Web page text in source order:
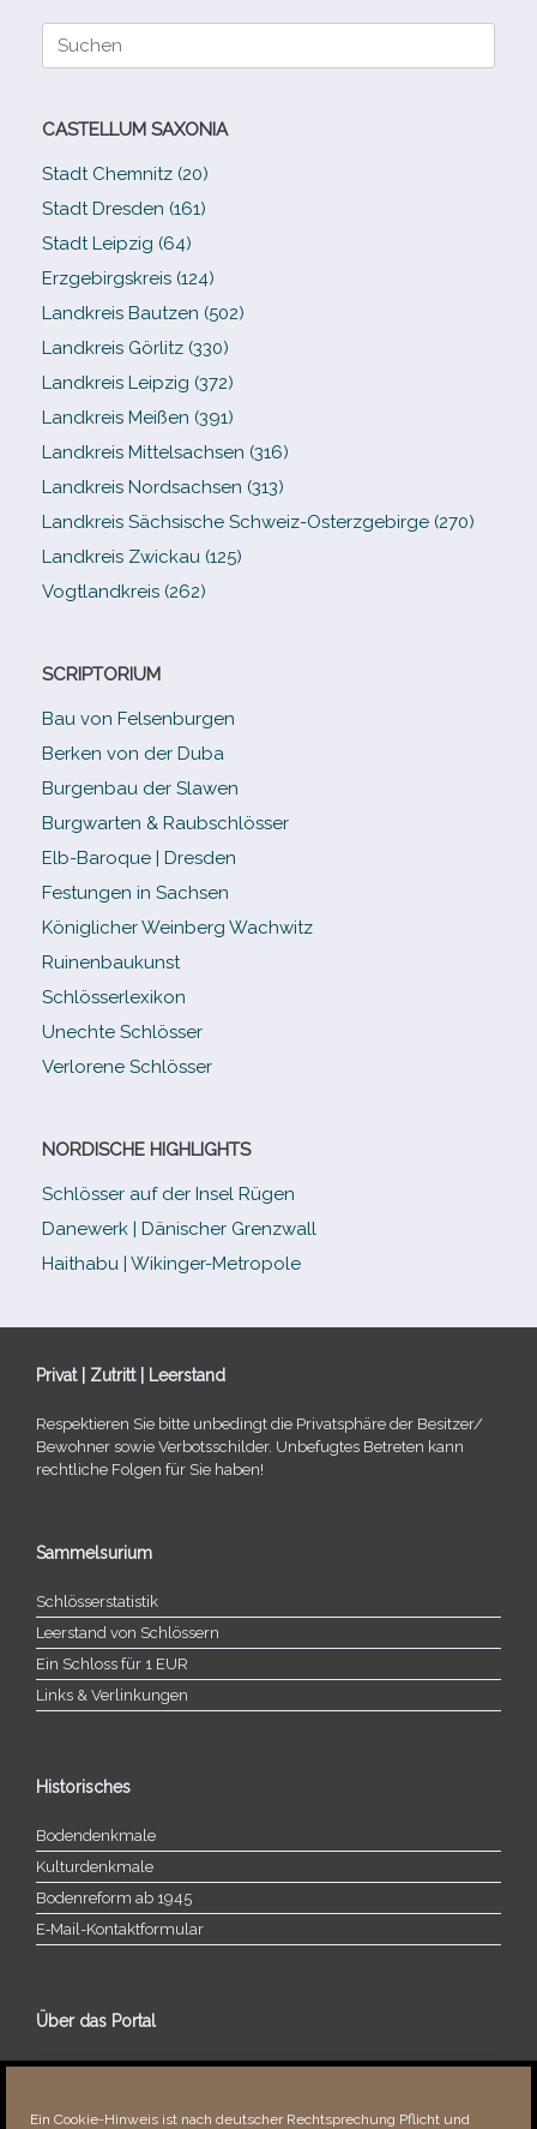
Ein Cookie-Hinweis ist nach deutscher Rechtsprechung Pflicht und
Suche
CASTELLUM SAXONIA
Stadt Chemnitz (20)
Stadt Dresden (161)
Stadt Leipzig (64)
Erzgebirgskreis (124)
Landkreis Bautzen (502)
Landkreis Görlitz (330)
Landkreis Leipzig (372)
Landkreis Meißen (391)
Landkreis Mittelsachsen (316)
Landkreis Nordsachsen (313)
Landkreis Sächsische Schweiz-​Osterzgebirge (270)
Landkreis Zwickau (125)
Vogtlandkreis (262)
SCRIPTORIUM
Bau von Felsenburgen
Berken von der Duba
Burgenbau der Slawen
Burgwarten & Raubschlösser
Elb-​Baroque | Dresden
Festungen in Sachsen
Königlicher Weinberg Wachwitz
Ruinenbaukunst
Schlösserlexikon
Unechte Schlösser
Verlorene Schlösser
NORDISCHE HIGHLIGHTS
Schlösser auf der Insel Rügen
Danewerk | Dänischer Grenzwall
Haithabu | Wikinger-Metropole
Privat | Zutritt | Leerstand
Respektieren Sie bitte unbe­dingt die Privatsphäre der Besitzer/​
Bewohner sowie Verbotsschilder. Unbefugtes Betreten kann
recht­li­che Folgen für Sie haben!
Sammelsurium
Schlösserstatistik
Leerstand von Schlössern
Ein Schloss für 1 EUR
Links & Verlinkungen
Historisches
Bodendenkmale
Kulturdenkmale
Bodenreform ab 1945
E‑Mail-​​Kontaktformular
Über das Portal
Über dieses Portal